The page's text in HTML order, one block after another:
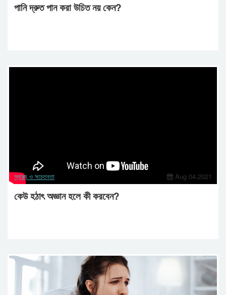
পানি দ্রুত পান করা উচিত নয় কেন?
স্বাস্থ্য ও সচেতনতা Aug 04,2021
কেউ হঠাৎ অজ্ঞান হলে কী করবেন?